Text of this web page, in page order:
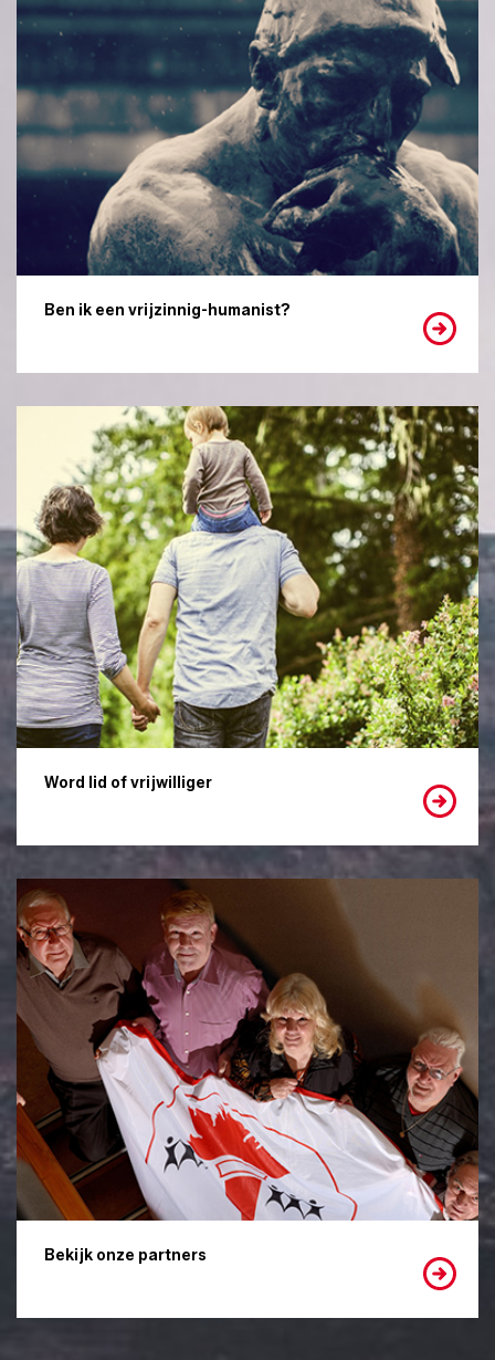
Ben ik een vrijzinnig-humanist?
Word lid of vrijwilliger
Bekijk onze partners